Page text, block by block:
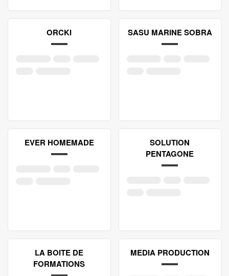
ORCKI SASU MARINE SOBRA
EVER HOMEMADE
SOLUTION
PENTAGONE
LA BOITE DE
FORMATIONS
MEDIA PRODUCTION